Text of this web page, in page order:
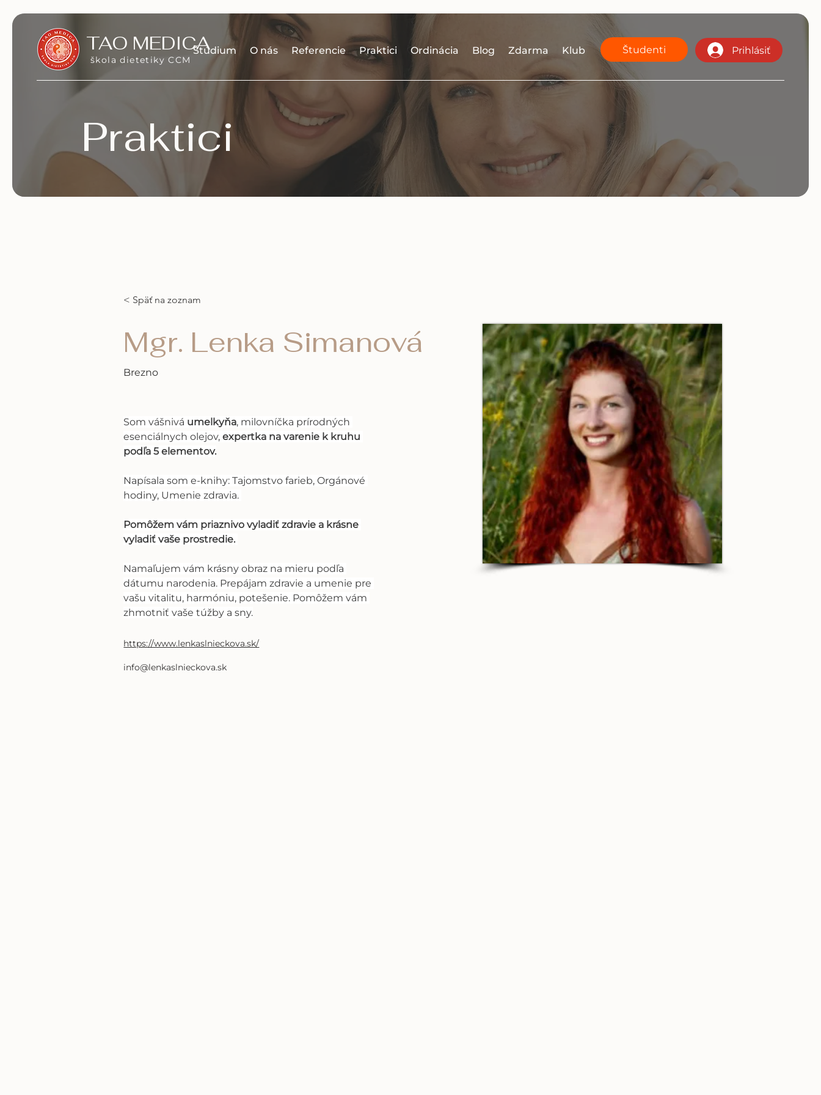
TAO MEDICA
škola dietetiky CCM
Štúdium O nás Referencie Praktici Ordinácia Blog Zdarma Klub Študenti Prihlásiť
Praktici
< Späť na zoznam
Mgr. Lenka Simanová
Brezno
Som vášnivá umelkyňa, milovníčka prírodných
esenciálnych olejov, expertka na varenie k kruhu
podľa 5 elementov.
Napísala som e-knihy: Tajomstvo farieb, Orgánové
hodiny, Umenie zdravia.
Pomôžem vám priaznivo vyladiť zdravie a krásne
vyladiť vaše prostredie.
Namaľujem vám krásny obraz na mieru podľa
dátumu narodenia. Prepájam zdravie a umenie pre
vašu vitalitu, harmóniu, potešenie. Pomôžem vám
zhmotniť vaše túžby a sny.
https://www.lenkaslnieckova.sk/
info@lenkaslnieckova.sk